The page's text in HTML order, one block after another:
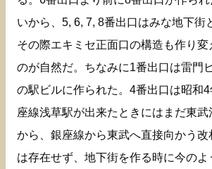
いから、5, 6, 7, 8番出口はみな地下街
その際エキミセ正面口の構造も作り変
のが自然だ。ちなみに1番出口は雷門
の駅ビルに作られた。4番出口は昭和
座線浅草駅が出来たときにはまだ東武
から、銀座線から東武へ直接向かう改
は存在せず、地下街を作る時に今の